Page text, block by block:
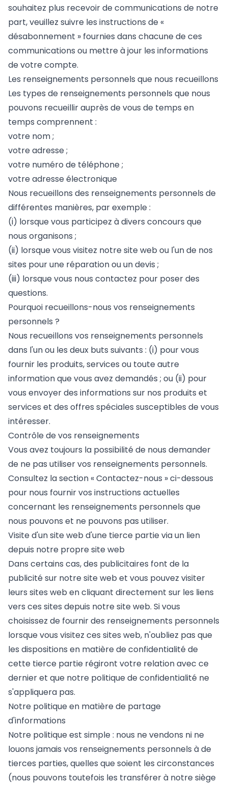
souhaitez plus recevoir de communications de notre
part, veuillez suivre les instructions de «
désabonnement » fournies dans chacune de ces
communications ou mettre à jour les informations
de votre compte.
Les renseignements personnels que nous recueillons
Les types de renseignements personnels que nous
pouvons recueillir auprès de vous de temps en
temps comprennent :
votre nom ;
votre adresse ;
votre numéro de téléphone ;
votre adresse électronique
Nous recueillons des renseignements personnels de
différentes manières, par exemple :
(i) lorsque vous participez à divers concours que
nous organisons ;
(ii) lorsque vous visitez notre site web ou l'un de nos
sites pour une réparation ou un devis ;
(iii) lorsque vous nous contactez pour poser des
questions.
Pourquoi recueillons-nous vos renseignements
personnels ?
Nous recueillons vos renseignements personnels
dans l'un ou les deux buts suivants : (i) pour vous
fournir les produits, services ou toute autre
information que vous avez demandés ; ou (ii) pour
vous envoyer des informations sur nos produits et
services et des offres spéciales susceptibles de vous
intéresser.
Contrôle de vos renseignements
Vous avez toujours la possibilité de nous demander
de ne pas utiliser vos renseignements personnels.
Consultez la section « Contactez-nous » ci-dessous
pour nous fournir vos instructions actuelles
concernant les renseignements personnels que
nous pouvons et ne pouvons pas utiliser.
Visite d'un site web d'une tierce partie via un lien
depuis notre propre site web
Dans certains cas, des publicitaires font de la
publicité sur notre site web et vous pouvez visiter
leurs sites web en cliquant directement sur les liens
vers ces sites depuis notre site web. Si vous
choisissez de fournir des renseignements personnels
lorsque vous visitez ces sites web, n'oubliez pas que
les dispositions en matière de confidentialité de
cette tierce partie régiront votre relation avec ce
dernier et que notre politique de confidentialité ne
s'appliquera pas.
Notre politique en matière de partage
d'informations
Notre politique est simple : nous ne vendons ni ne
louons jamais vos renseignements personnels à de
tierces parties, quelles que soient les circonstances
(nous pouvons toutefois les transférer à notre siège